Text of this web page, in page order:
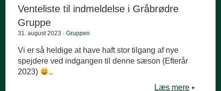
Venteliste til indmeldelse i Gråbrødre
Gruppe
31. august 2023 ·Gruppen
Vi er så heldige at have haft stor tilgang af nye
spejdere ved indgangen til denne sæson (Efterår
2023)
..
Læs mere